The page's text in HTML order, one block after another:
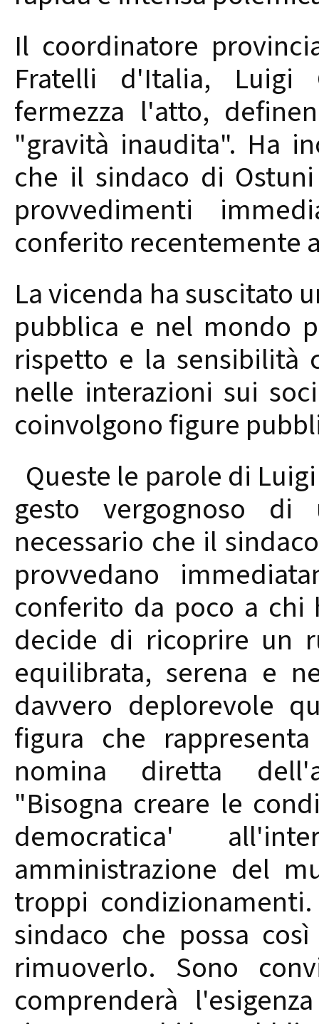
Il coordinatore
Fratelli d'Italia, Luigi
fermezza l'atto,
"gravità inaudita". Ha
che il sindaco di
provvedimenti
conferito recentemente
La vicenda ha suscitato
pubblica e nel mondo
rispetto e la sensibilità
nelle interazioni sui
coinvolgono figure
Queste le parole di
gesto vergognoso
necessario che il
provvedano
conferito da poco a
decide di ricoprire un
equilibrata, serena e
davvero deplorevole
figura che
nomina diretta
"Bisogna creare le
democratica'
amministrazione del
troppi
sindaco che possa
rimuoverlo. Sono
comprenderà